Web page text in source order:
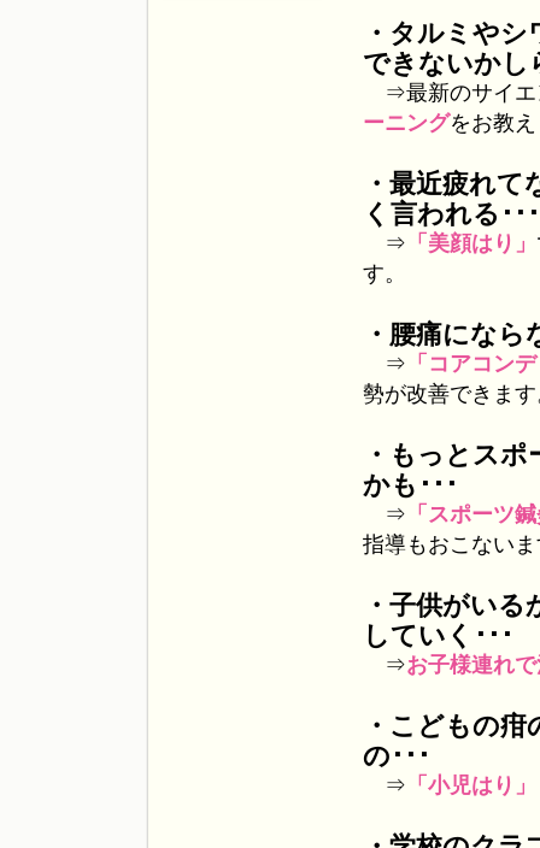
・タルミや
できないかし
⇒最新のサイエ
ーニングをお教
・最近疲れ
く言われる･･･
⇒ 「美顔はり」
す。
・腰痛にな
⇒ 「コアコン
勢が改善できま
・もっとス
かも･･･
⇒ 「スポーツ
指導もおこない
・子供がい
していく･･･
⇒お子様連れ
・こどもの
の･･･
⇒ 「小児はり」